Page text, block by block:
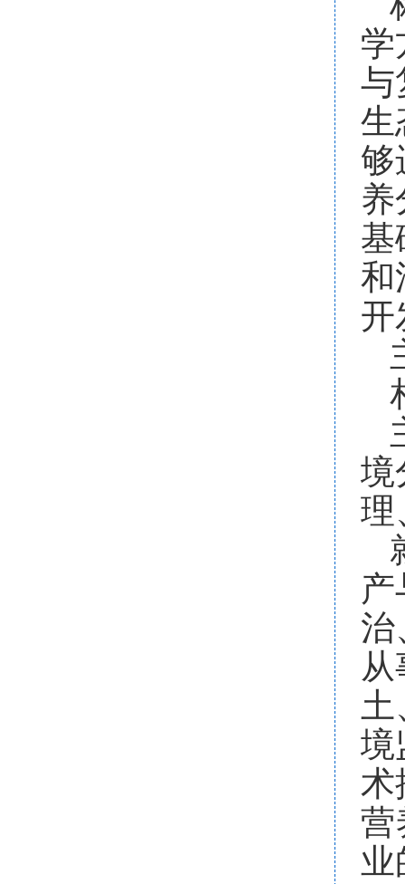
与
生
和
境
理
土
境
术
营